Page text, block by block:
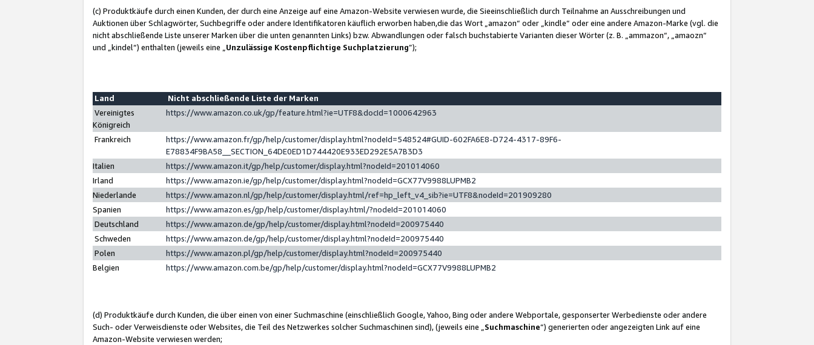
(c) Produktkäufe durch einen Kunden, der durch eine Anzeige auf eine Amazon-Website verwiesen wurde, die Sieeinschließlich durch Teilnahme an Ausschreibungen und
Auktionen über Schlagwörter, Suchbegriffe oder andere Identifikatoren käuflich erworben haben,die das Wort „amazon“ oder „kindle“ oder eine andere Amazon-Marke (vgl. die
nicht abschließende Liste unserer Marken über die unten genannten Links) bzw. Abwandlungen oder falsch buchstabierte Varianten dieser Wörter (z. B. „ammazon“, „amaozn“
und „kindel“) enthalten (jeweils eine „ Unzulässige Kostenpflichtige Suchplatzierung”);
Land
Nicht abschließende Liste der Marken
Vereinigtes
Königreich
https://www.amazon.co.uk/gp/feature.html?ie=UTF8&docId=1000642963
Frankreich
https://www.amazon.fr/gp/help/customer/display.html?nodeId=548524#GUID-602FA6E8-D724-4317-89F6-
E78834F9BA58__SECTION_64DE0ED1D744420E933ED292E5A7B3D3
Italien
https://www.amazon.it/gp/help/customer/display.html?nodeId=201014060
Irland
https://www.amazon.ie/gp/help/customer/display.html?nodeId=GCX77V9988LUPMB2
Niederlande
https://www.amazon.nl/gp/help/customer/display.html/ref=hp_left_v4_sib?ie=UTF8&nodeId=201909280
Spanien
https://www.amazon.es/gp/help/customer/display.html/?nodeId=201014060
Deutschland
https://www.amazon.de/gp/help/customer/display.html?nodeId=200975440
Schweden
https://www.amazon.de/gp/help/customer/display.html?nodeId=200975440
Polen
https://www.amazon.pl/gp/help/customer/display.html?nodeId=200975440
Belgien
https://www.amazon.com.be/gp/help/customer/display.html?nodeId=GCX77V9988LUPMB2
(d) Produktkäufe durch Kunden, die über einen von einer Suchmaschine (einschließlich Google, Yahoo, Bing oder andere Webportale, gesponserter Werbedienste oder andere
Such- oder Verweisdienste oder Websites, die Teil des Netzwerkes solcher Suchmaschinen sind), (jeweils eine „ Suchmaschine“) generierten oder angezeigten Link auf eine
Amazon-Website verwiesen werden;